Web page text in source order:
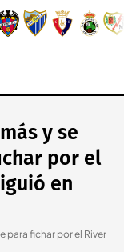
y se
por el
en
para fichar por el River